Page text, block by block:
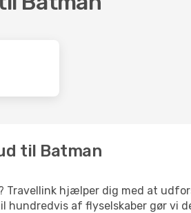
til Batman
hjælper dig med at
hundredvis af flyselskaber gør vi